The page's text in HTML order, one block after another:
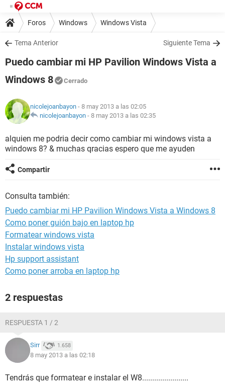
Foros Windows Windows Vista
Tema Anterior Siguiente Tema
Puedo cambiar mi HP Pavilion Windows Vista a
Windows 8
Cerrado
nicolejoanbayon - 8 may 2013 a las 02:05
nicolejoanbayon - 8 may 2013 a las 02:35
alquien me podria decir como cambiar mi windows vista a
windows 8? & muchas qracias espero que me ayuden
Compartir
Consulta también:
Puedo cambiar mi HP Pavilion Windows Vista a Windows 8
Como poner guión bajo en laptop hp
Formatear windows vista
Instalar windows vista
Hp support assistant
Como poner arroba en laptop hp
2 respuestas
RESPUESTA 1 / 2
Sirr 1.658
8 may 2013 a las 02:18
Tendrás que formatear e instalar el W8.......................